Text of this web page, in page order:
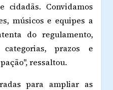
cidadãs. Convidamos
músicos e equipes a
do regulamento,
prazos e
ressaltou.
para ampliar as